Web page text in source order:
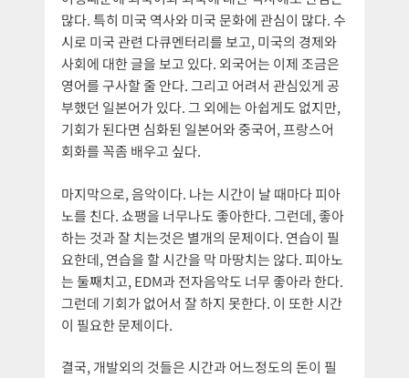
많다. 특히 미국 역사와 미국 문화에 관심이 많다. 수
시로 미국 관련 다큐멘터리를 보고, 미국의 경제와
사회에 대한 글을 보고 있다. 외국어는 이제 조금은
영어를 구사할 줄 안다. 그리고 어려서 관심있게 공
부했던 일본어가 있다. 그 외에는 아쉽게도 없지만,
기회가 된다면 심화된 일본어와 중국어, 프랑스어
회화를 꼭좀 배우고 싶다.
마지막으로, 음악이다. 나는 시간이 날 때마다 피아
노를 친다. 쇼팽을 너무나도 좋아한다. 그런데, 좋아
하는 것과 잘 치는것은 별개의 문제이다. 연습이 필
요한데, 연습을 할 시간을 막 마땅치는 않다. 피아노
는 둘째치고, EDM과 전자음악도 너무 좋아라 한다.
그런데 기회가 없어서 잘 하지 못한다. 이 또한 시간
이 필요한 문제이다.
결국, 개발외의 것들은 시간과 어느정도의 돈이 필